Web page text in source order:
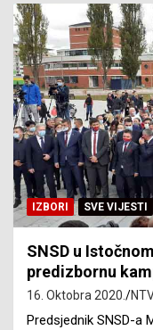
IZBORI SVE VIJESTI
SNSD u
predizbornu
16. Oktobra 2020.
Predsjednik SNSD-a